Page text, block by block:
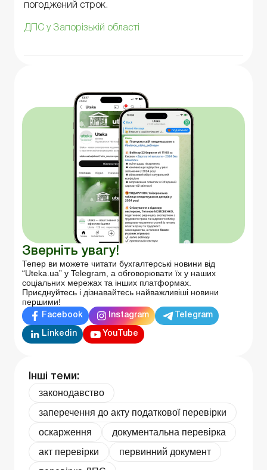
погоджений строк.
ДПС у Запорізькій області
Зверніть увагу!
Тепер ви можете читати бухгалтерські новини від
“Uteka.ua” у Telegram, а обговорювати їх у наших
соціальних мережах та інших платформах.
Приєднуйтесь і дізнавайтесь найважливіші новини
першими!
Facebook Instagram Telegram
Linkedin YouTube
Інші теми:
законодавство
заперечення до акту податкової перевірки
оскарження
документальна перевірка
акт перевірки
первинний документ